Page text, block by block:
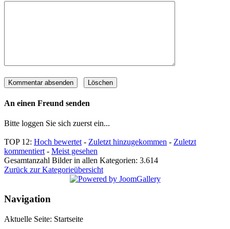
An einen Freund senden
Bitte loggen Sie sich zuerst ein...
TOP 12: Hoch bewertet - Zuletzt hinzugekommen - Zuletzt
kommentiert - Meist gesehen
Gesamtanzahl Bilder in allen Kategorien: 3.614
Zurück zur Kategorieübersicht
Navigation
Aktuelle Seite: Startseite